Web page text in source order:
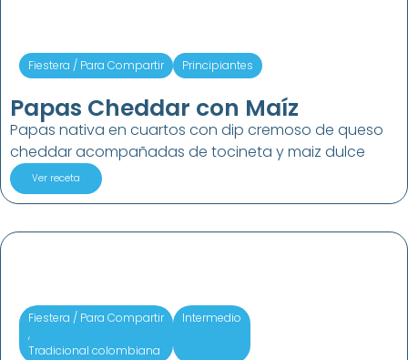
Fiestera / Para Compartir Principiantes
Papas Cheddar con Maíz
Papas nativa en cuartos con dip cremoso de queso
cheddar acompañadas de tocineta y maiz dulce
Ver receta
Fiestera / Para Compartir
,
Tradicional colombiana
Intermedio